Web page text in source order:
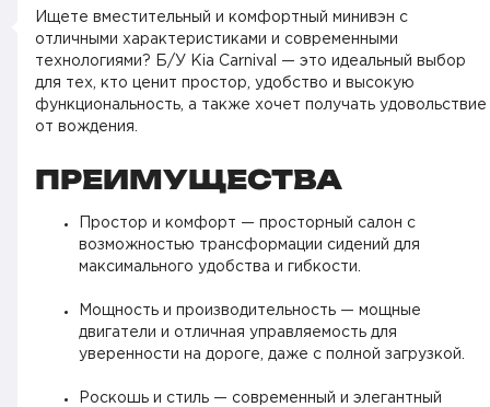
Ищете вместительный и комфортный минивэн с
отличными характеристиками и современными
технологиями? Б/У Kia Carnival — это идеальный выбор
для тех, кто ценит простор, удобство и высокую
функциональность, а также хочет получать удовольствие
от вождения.
ПРЕИМУЩЕСТВА
Простор и комфорт — просторный салон с
возможностью трансформации сидений для
максимального удобства и гибкости.
Мощность и производительность — мощные
двигатели и отличная управляемость для
уверенности на дороге, даже с полной загрузкой.
Роскошь и стиль — современный и элегантный